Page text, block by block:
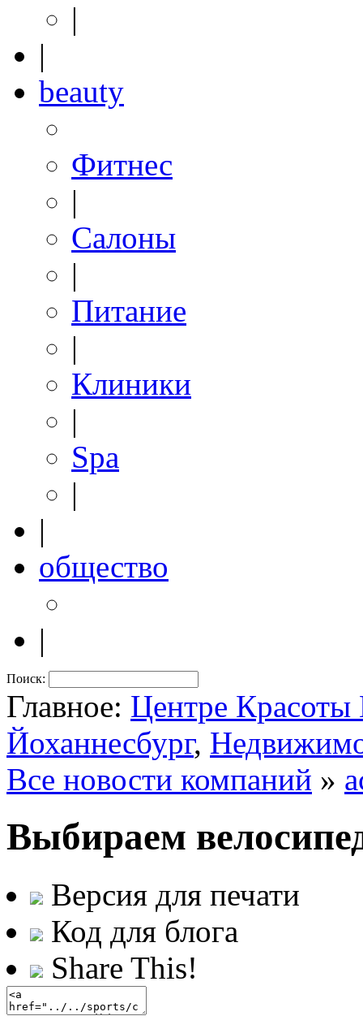
|
|
beauty
Фитнес
|
Салоны
|
Питание
|
Клиники
|
Spa
|
|
общество
|
Поиск:
Главное: Центре
Йоханнесбург,
Все новости компаний »
Выбираем
Версия для печати
Код для блога
Share This!